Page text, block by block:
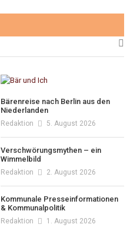
Bärenreise nach Berlin aus den
Niederlanden
Redaktion 5. August 2026
Verschwörungsmythen – ein
Wimmelbild
Redaktion 2. August 2026
Kommunale Presseinformationen
& Kommunalpolitik
Redaktion 1. August 2026